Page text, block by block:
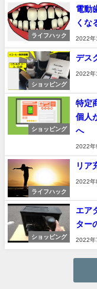
ライフハック
電動
くな
2022年
ショッピング
デス
2022年
ショッピング
特定
個人
へ
2022年
ライフハック
リア
2022年
ショッピング
エア
ター
2022年